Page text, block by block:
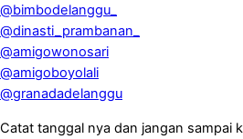
@bimbodelanggu_
@dinasti_prambanan_
@amigowonosari
@amigoboyolali
@granadadelanggu
Catat tanggal nya dan jangan sampai